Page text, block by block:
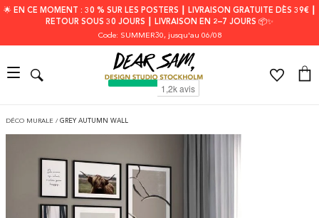
🌟 EN CE MOMENT : 30 % SUR LES POSTERS ┃ LIVRAISON GRATUITE DÈS 39€ ┃
RETOUR SOUS 30 JOURS ┃ LIVRAISON EN 2–7 JOURS 📦✨
Code: SUMMER30, jusqu'au 06/08
DÉCO MURALE / GREY AUTUMN WALL